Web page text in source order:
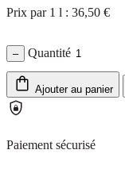
Prix par 1 l : 36,50 €
– Quantité
Ajouter au panier
Paiement sécurisé